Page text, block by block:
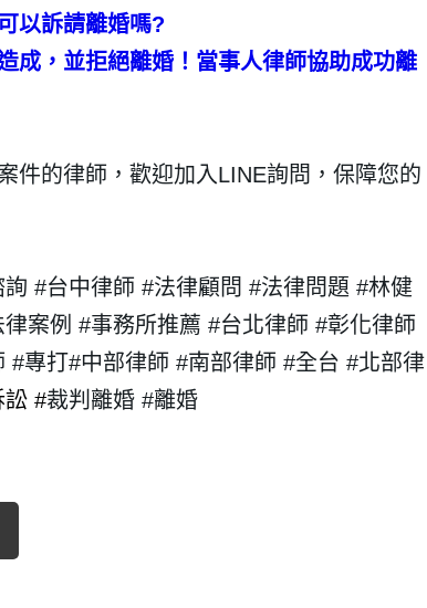
以訴請離婚嗎?
成，並拒絕離婚！當事人律師協助成功離
件的律師，歡迎加入LINE詢問，保障您的
詢 #台中律師 #法律顧問 #法律問題 #林健
律案例 #事務所推薦 #台北律師 #彰化律師
#專打#中部律師 #南部律師 #全台 #北部律
訟 #裁判離婚 #離婚